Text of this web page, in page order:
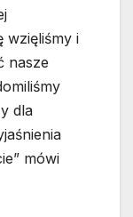
wzięliśmy i
nasze
dla
mówi